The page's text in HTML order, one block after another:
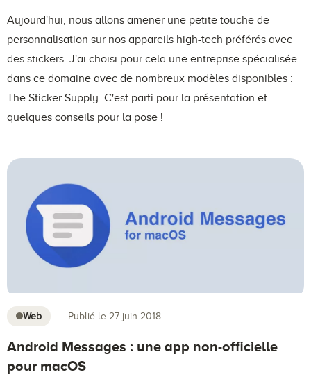
Aujourd'hui, nous allons amener une petite touche de
personnalisation sur nos appareils high-tech préférés avec
des stickers. J'ai choisi pour cela une entreprise spécialisée
dans ce domaine avec de nombreux modèles disponibles :
The Sticker Supply. C'est parti pour la présentation et
quelques conseils pour la pose !
Web Publié le 27 juin 2018
Android Messages : une app non-officielle
pour macOS